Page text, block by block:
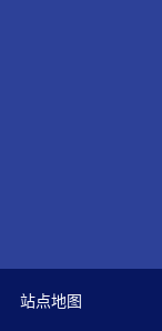
站点地图